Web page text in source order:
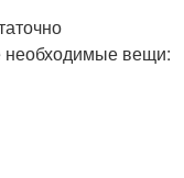
необходимые вещи: